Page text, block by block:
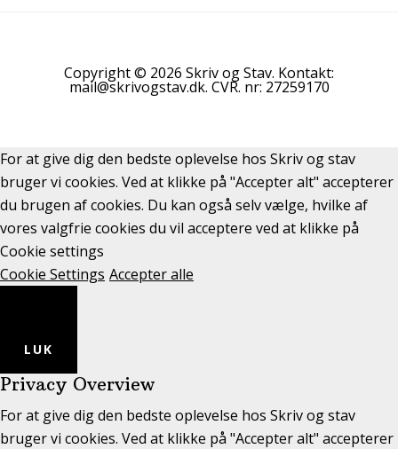
Copyright © 2026 Skriv og Stav. Kontakt:
mail@skrivogstav.dk. CVR. nr: 27259170
For at give dig den bedste oplevelse hos Skriv og stav
bruger vi cookies. Ved at klikke på "Accepter alt" accepterer
du brugen af cookies. Du kan også selv vælge, hvilke af
vores valgfrie cookies du vil acceptere ved at klikke på
Cookie settings
Cookie Settings Accepter alle
LUK
Privacy Overview
For at give dig den bedste oplevelse hos Skriv og stav
bruger vi cookies. Ved at klikke på "Accepter alt" accepterer